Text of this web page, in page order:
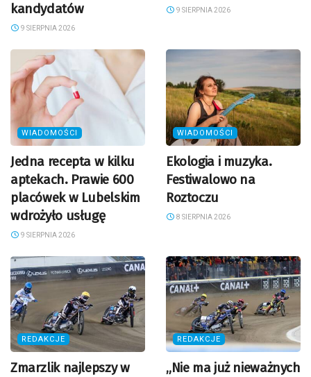
kandydatów
9 SIERPNIA 2026
9 SIERPNIA 2026
WIADOMOŚCI
Jedna recepta w kilku
aptekach. Prawie 600
placówek w Lubelskim
wdrożyło usługę
9 SIERPNIA 2026
WIADOMOŚCI
Ekologia i muzyka.
Festiwalowo na
Roztoczu
8 SIERPNIA 2026
REDAKCJE
Zmarzlik najlepszy w
REDAKCJE
„Nie ma już nieważnych